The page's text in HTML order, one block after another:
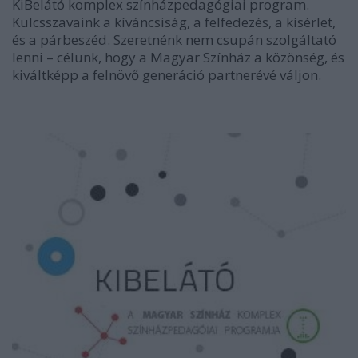
KiBelátó komplex színházpedagógiai program.
Kulcsszavaink a kíváncsiság, a felfedezés, a kísérlet,
és a párbeszéd. Szeretnénk nem csupán szolgáltató
lenni – célunk, hogy a Magyar Színház a közönség, és
kiváltképp a felnövő generáció partnerévé váljon.